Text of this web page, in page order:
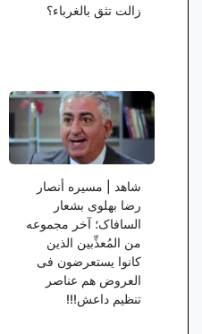
زالت تثق بالغرباء؟
شاهد | مسیره أنصار
رضا بهلوی بشعار
السافاک؛ آخر مجموعه
من المُعذِّبین الذین
کانوا یستعرضون فی
العروض هم عناصر
تنظیم داعش!!!